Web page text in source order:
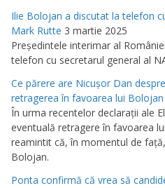
Ilie Bolojan a discutat la telefon
Mark Rutte 3 martie 2025
Preşedintele interimar al
telefon cu secretarul general al
Ce părere are Nicuşor Dan
retragerea în favoarea lui Bolojan
În urma recentelor declaraţii ale
eventuală retragere în favoarea
reamintit că, în momentul de
Bolojan.
Ponta confirmă că vrea să